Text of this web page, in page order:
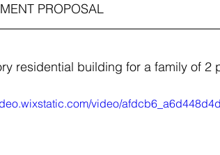
PROPOSAL
residential building for a family of 2
video/